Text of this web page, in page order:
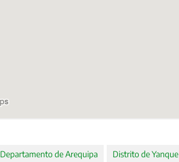
Departamento de Arequipa Distrito de Yanque